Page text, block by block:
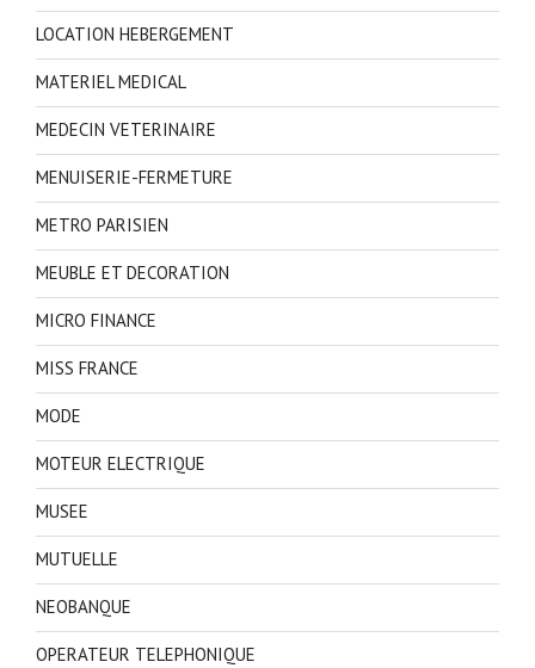
LOCATION HEBERGEMENT
MATERIEL MEDICAL
MEDECIN VETERINAIRE
MENUISERIE-FERMETURE
METRO PARISIEN
MEUBLE ET DECORATION
MICRO FINANCE
MISS FRANCE
MODE
MOTEUR ELECTRIQUE
MUSEE
MUTUELLE
NEOBANQUE
OPERATEUR TELEPHONIQUE